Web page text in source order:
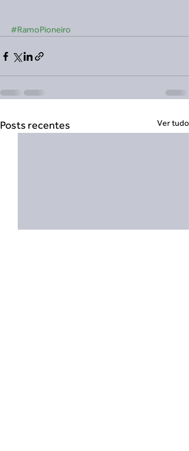
#RamoPioneiro
Posts recentes Ver tudo